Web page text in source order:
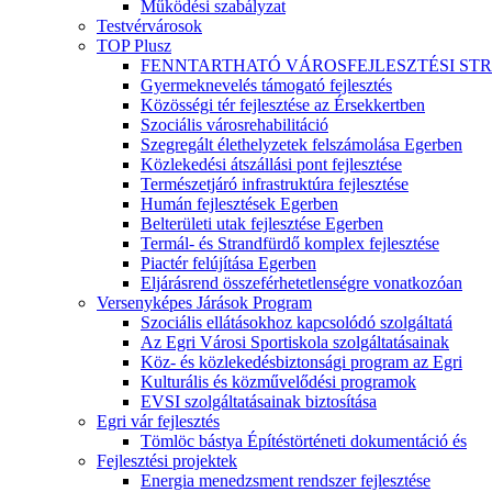
Működési szabályzat
Testvérvárosok
TOP Plusz
FENNTARTHATÓ VÁROSFEJLESZTÉSI
Gyermeknevelés támogató fejlesztés
Közösségi tér fejlesztése az Érsekkertben
Szociális városrehabilitáció
Szegregált élethelyzetek felszámolása Egerben
Közlekedési átszállási pont fejlesztése
Természetjáró infrastruktúra fejlesztése
Humán fejlesztések Egerben
Belterületi utak fejlesztése Egerben
Termál- és Strandfürdő komplex fejlesztése
Piactér felújítása Egerben
Eljárásrend összeférhetetlenségre vonatkozóan
Versenyképes Járások Program
Szociális ellátásokhoz kapcsolódó szolgáltatá
Az Egri Városi Sportiskola szolgáltatásainak
Köz- és közlekedésbiztonsági program az Egri
Kulturális és közművelődési programok
EVSI szolgáltatásainak biztosítása
Egri vár fejlesztés
Tömlöc bástya Építéstörténeti dokumentáció és
Fejlesztési projektek
Energia menedzsment rendszer fejlesztése